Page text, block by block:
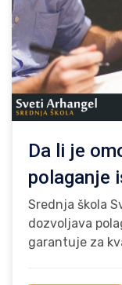
Da li je
polaganje
Srednja škola
dozvoljava
garantuje za